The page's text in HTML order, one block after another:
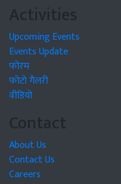
Activities
Upcoming Events
Events Update
फोरम
फोटो गैलरी
वीडियो
Contact
About Us
Contact Us
Careers